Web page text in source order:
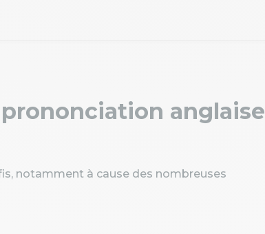
anglaise
notamment à cause des nombreuses